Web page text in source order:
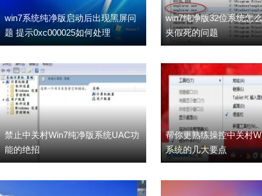
win7系统纯净版启动后出现黑屏问
题 提示0xc000025如何处理
win7纯净版32位系统怎
夹假死的问题
禁止中关村Win7纯净版系统UAC功
能的绝招
帮你更熟练操控中关村
系统的几大要点